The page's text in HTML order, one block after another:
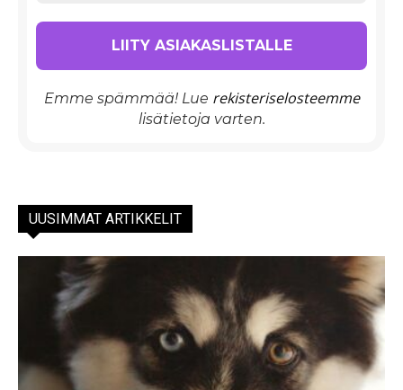
Emme spämmää! Lue rekisteriselosteemme
lisätietoja varten.
UUSIMMAT ARTIKKELIT